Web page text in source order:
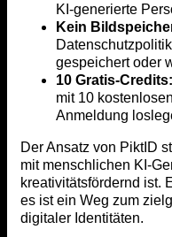
KI-generierte
Kein
gespeichert oder
10 Gratis-Credits:
mit 10
Anmeldung
Der Ansatz von PiktID
mit menschlichen KI-
kreativitätsfördernd ist.
es ist ein Weg zum
digitaler Identitäten.